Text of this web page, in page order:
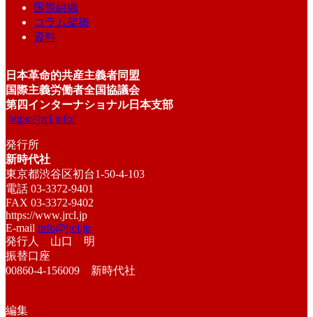
国際組織
コラム架橋
資料
日本革命的共産主義者同盟
国際主義労働者全国協議会
第四インターナショナル日本支部
https://jrcl.info/
発行所
新時代社
東京都渋谷区初台1-50-4-103
電話 03-3372-9401
FAX 03-3372-9402
https://www.jrcl.jp
E-mail info@jrcl.jp
発行人 山口 明
振替口座
00860-4-156009 新時代社
編集